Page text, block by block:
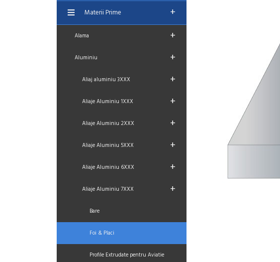
Materii Prime +
Alama +
Aluminiu +
Aliaj aluminiu 3XXX +
Aliaje Aluminiu 1XXX +
Aliaje Aluminiu 2XXX +
Aliaje Aluminiu 5XXX +
Aliaje Aluminiu 6XXX +
Aliaje Aluminiu 7XXX +
Bare
Foi & Placi
Profile Extrudate pentru Aviatie